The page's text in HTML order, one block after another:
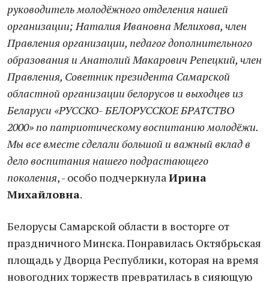
руководитель молодёжного отделения нашей
организации; Наталия Ивановна Мелихова, член
Правления организации, педагог дополнительного
образования и Анатолий Макарович Репецкий, член
Правления, Советник президента Самарской
областной организации белорусов и выходцев из
Беларуси «РУССКО- БЕЛОРУССКОЕ БРАТСТВО
2000» по патриотическому воспитанию молодёжи.
Мы все вместе сделали большой и важный вклад в
дело воспитания нашего подрастающего
поколения, - особо подчеркнулаИрина
Михайловна.
Белорусы Самарской области в восторге от
праздничного Минска. Понравилась Октябрьская
площадь у Дворца Республики, которая на время
новогодних торжеств превратилась в сияющую